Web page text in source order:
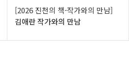
[2026 진천의 책-작가와의 만남]
김애란 작가와의 만남